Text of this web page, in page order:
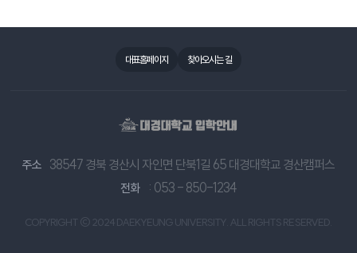
대표홈페이지 찾아오시는 길
주소 38547 경북 경산시 자인면 단북1길 65 대경대학교 경산캠퍼스
전화 : 053 - 850-1234
COPYRIGHT © 2024 DAEKYEUNG UNIVERSITY. ALL RIGHTS RESERVED.